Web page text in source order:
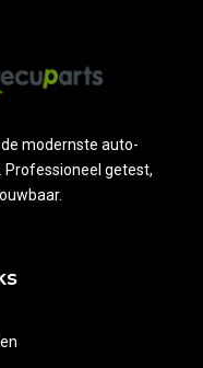
modernste auto-
Professioneel getest,